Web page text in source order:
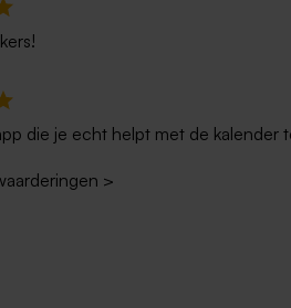
die je echt helpt met de kalender
>